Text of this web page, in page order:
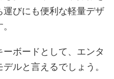
びにも便利な軽量デザ
ボードとして、エンタ
ルと言えるでしょう。